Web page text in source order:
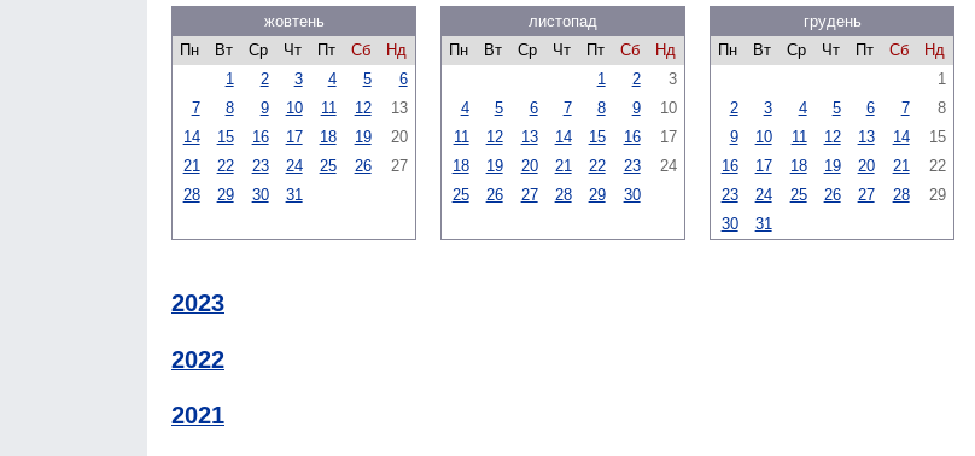
жовтень
Пн
Вт Ср Чт Пт Сб
Нд
1
2 3 4 5
6
7
8 9 10 11 12
13
14
15 16 17 18 19
20
21
22 23 24 25 26
27
28
29 30 31
листопад
Пн
Вт Ср Чт Пт Сб
Нд
1
2
3
4
5 6 7 8 9
10
11
12 13 14 15 16
17
18
19 20 21 22 23
24
25
26 27 28 29 30
грудень
Пн
Вт Ср Чт Пт Сб
Нд
1
2
3 4 5 6 7
8
9
10 11 12 13 14
15
16
17 18 19 20 21
22
23
24 25 26 27 28
29
30
31
2023
2022
2021